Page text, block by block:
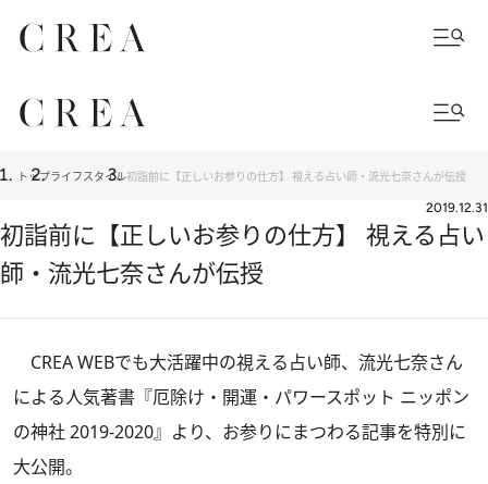
トップライフスタイル初詣前に【正しいお参りの仕方】 視える占い師・流光七奈さんが伝授
2019.12.31
初詣前に【正しいお参りの仕方】 視える占い
師・流光七奈さんが伝授
CREA WEBでも大活躍中の視える占い師、流光七奈さん
による人気著書『厄除け・開運・パワースポット ニッポン
の神社 2019‐2020』より、お参りにまつわる記事を特別に
大公開。